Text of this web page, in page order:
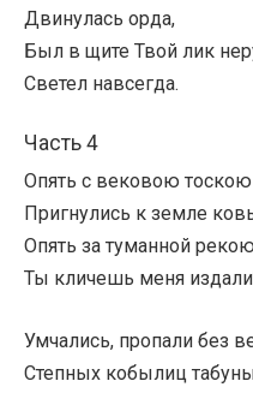
Двинулась орда,
Был в щите Твой лик
Светел навсегда.
Часть 4
Опять с вековою тоскою
Пригнулись к земле
Опять за туманной рекою
Ты кличешь меня
Умчались, пропали без
Степных кобылиц